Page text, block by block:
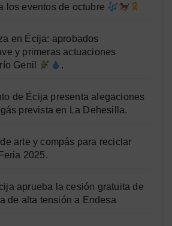
los eventos de octubre
en Écija: aprobados
y primeras actuaciones
Genil
.
de Écija presenta alegaciones
prevista en La Dehesilla.
arte y compás para reciclar
2025.
aprueba la cesión gratuita de
de alta tensión a Endesa